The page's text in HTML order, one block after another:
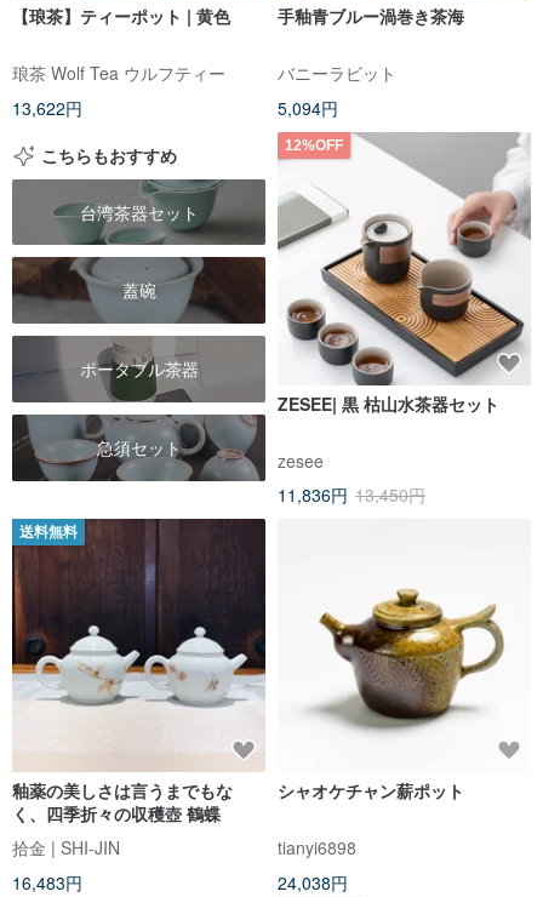
【琅茶】ティーポット | 黄色
琅茶 Wolf Tea ウルフティー
13,622円
手釉青ブルー渦巻き茶海
バニーラビット
5,094円
こちらもおすすめ
台湾茶器セット
蓋碗
ポータブル茶器
急須セット
12%OFF
ZESEE| 黒 枯山水茶器セット
zesee
11,836円 13,450円
送料無料
釉薬の美しさは言うまでもな
く、四季折々の収穫壺 鶴蝶
拾金 | SHI-JIN
16,483円
シャオケチャン薪ポット
tianyi6898
24,038円